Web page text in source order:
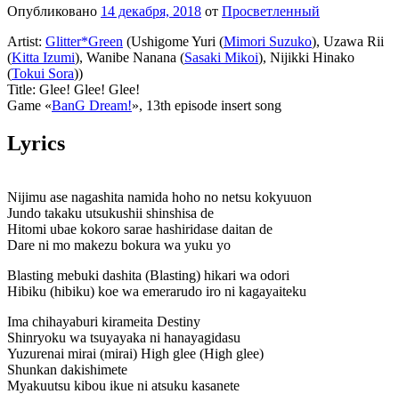
Опубликовано 14 декабря, 2018 от Просветленный
Artist: Glitter*Green (Ushigome Yuri (Mimori Suzuko), Uzawa Rii
(Kitta Izumi), Wanibe Nanana (Sasaki Mikoi), Nijikki Hinako
(Tokui Sora))
Title: Glee! Glee! Glee!
Game «BanG Dream!», 13th episode insert song
Lyrics
Nijimu ase nagashita namida hoho no netsu kokyuuon
Jundo takaku utsukushii shinshisa de
Hitomi ubae kokoro sarae hashiridase daitan de
Dare ni mo makezu bokura wa yuku yo
Blasting mebuki dashita (Blasting) hikari wa odori
Hibiku (hibiku) koe wa emerarudo iro ni kagayaiteku
Ima chihayaburi kirameita Destiny
Shinryoku wa tsuyayaka ni hanayagidasu
Yuzurenai mirai (mirai) High glee (High glee)
Shunkan dakishimete
Myakuutsu kibou ikue ni atsuku kasanete